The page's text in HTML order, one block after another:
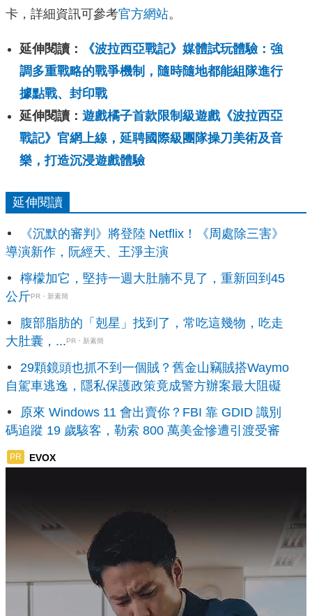
卡，詳細資訊可參考官方網站。
延伸閱讀：
《波拉西亞戰記》媒體試玩體驗：強
調多重戰略的戰爭機制，隨時隨地都能組隊進行
據點戰、封印戰
延伸閱讀： 遊戲橘子首款限制級遊戲《波拉西亞
戰記》官網上線，延聘國際級團隊操刀美術及音
樂，打造沉浸遊戲體驗
延伸閱讀
《沉默的審判》將登陸 Netflix！《周處除三害》
導演新作，阮經天、王淨主演
檸檬加它，堅持一週大肚腩不見了，重新回到45
公斤PR・新素簡
腹部脂肪的「剋星」找到了，常吃這幾物，吃走
大肚囊，...PR・新素簡
29顆鏡頭也抓不到一個賊？舊金山竊賊搭Waymo
自駕車逃逸，隱私保護政策竟成警方辦案最大阻礙
原來 Windows 11 會出賣你？FBI 靠 GDID 識別
碼追蹤 19 歲駭客，勒索 800 萬美金慘遭引渡受審
PR EVOX